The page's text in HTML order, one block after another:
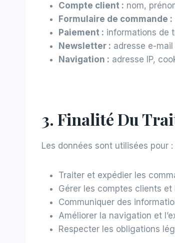
Compte client : nom,
Formulaire de commande :
Paiement : informations de
Newsletter : adresse e-
Navigation : adresse IP,
3. Finalité Du
Les données sont utilisées pour :
Traiter et expédier les
Gérer les comptes clients
Communiquer des
Améliorer la navigation et
Respecter les obligations